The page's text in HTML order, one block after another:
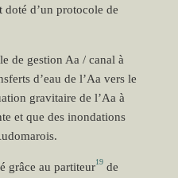
doté d’un protocole de
de gestion Aa / canal à
d’eau de l’Aa vers le
gravitaire de l’Aa à
et que des inondations
grâce au partiteur19de